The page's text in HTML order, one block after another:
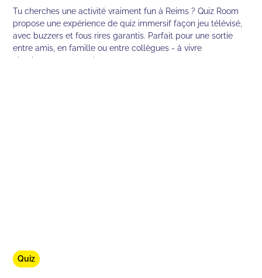
Tu cherches une activité vraiment fun à Reims ? Quiz Room
propose une expérience de quiz immersif façon jeu télévisé,
avec buzzers et fous rires garantis. Parfait pour une sortie
entre amis, en famille ou entre collègues - à vivre
absolument en 2026 !
Quiz